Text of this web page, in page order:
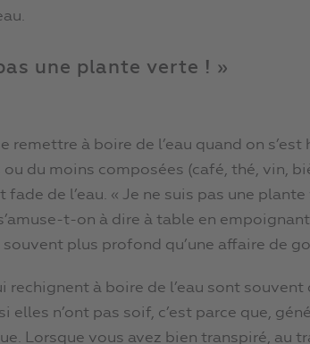
une plante verte ! »
remettre à boire de l’eau quand on
ou du moins composées (café, thé, vin,
de l’eau. « Je ne suis pas une plante
t-on à dire à table en
plus profond qu’une affaire de
rechignent à boire de l’eau sont souvent
elles n’ont pas soif, c’est parce que,
Lorsque vous avez bien transpiré, au